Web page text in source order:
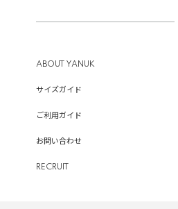
ABOUT YANUK
サイズガイド
ご利用ガイド
お問い合わせ
RECRUIT